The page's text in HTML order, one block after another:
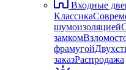
Входные
Классика
шумоизоляцией
замком
фрамугой
заказРаспродажа